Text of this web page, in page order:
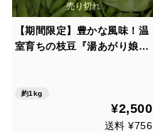
【期間限定】豊かな風味！温
室育ちの枝豆『湯あがり娘』
約1kg
¥2,500
送料 ¥756